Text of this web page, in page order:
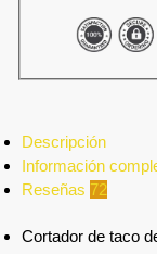
Descripción
Información
Reseñas 72
Cortador de taco